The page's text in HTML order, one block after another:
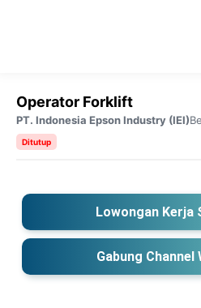
Operator Forklift
PT. Indonesia Epson Industry (IEI)
Ditutup
Lowongan Kerja
Gabung Channel